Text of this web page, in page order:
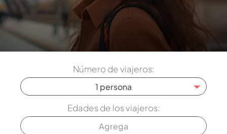
Número de viajeros:
1 persona
Edades de los viajeros: